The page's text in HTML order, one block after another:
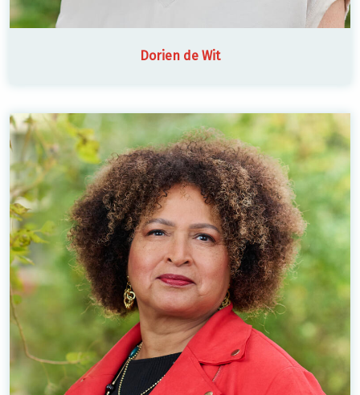
Dorien de Wit